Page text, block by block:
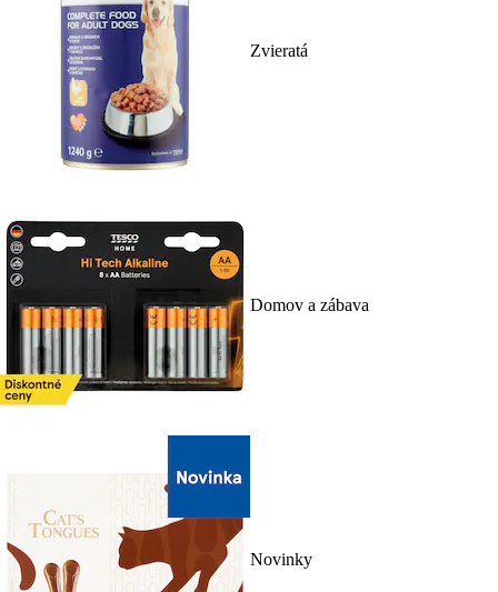
Zvieratá
Domov a zábava
Novinky